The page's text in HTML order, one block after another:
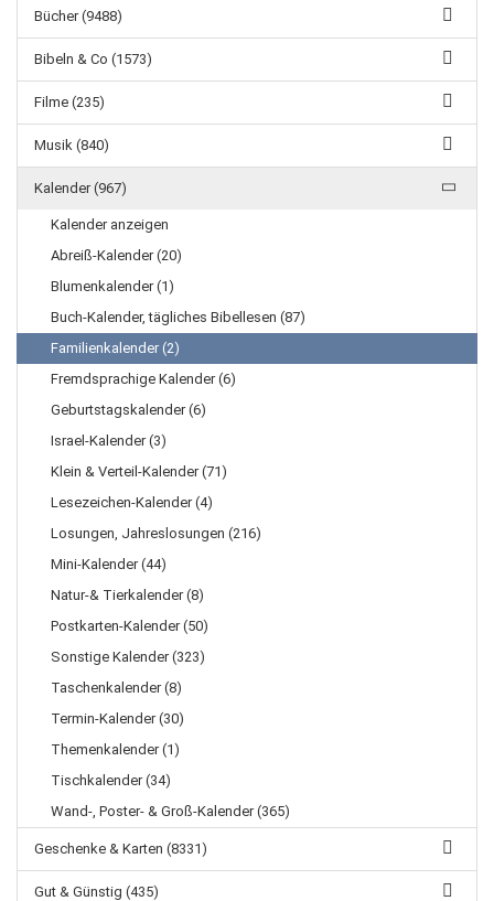
Bücher (9488)
Bibeln & Co (1573)
Filme (235)
Musik (840)
Kalender (967)
Kalender anzeigen
Abreiß-Kalender (20)
Blumenkalender (1)
Buch-Kalender, tägliches Bibellesen (87)
Familienkalender (2)
Fremdsprachige Kalender (6)
Geburtstagskalender (6)
Israel-Kalender (3)
Klein & Verteil-Kalender (71)
Lesezeichen-Kalender (4)
Losungen, Jahreslosungen (216)
Mini-Kalender (44)
Natur-& Tierkalender (8)
Postkarten-Kalender (50)
Sonstige Kalender (323)
Taschenkalender (8)
Termin-Kalender (30)
Themenkalender (1)
Tischkalender (34)
Wand-, Poster- & Groß-Kalender (365)
Geschenke & Karten (8331)
Gut & Günstig (435)